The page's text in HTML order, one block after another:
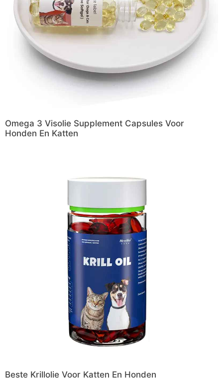
Omega 3 Visolie Supplement Capsules Voor
Honden En Katten
Beste Krillolie Voor Katten En Honden